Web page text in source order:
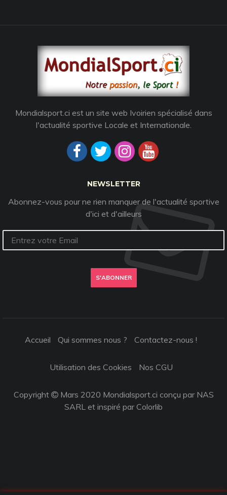
Mondialsport.ci est un site web Ivoirien spécialisé dans
l'actualité sportive Locale et Internationale.
NEWSLETTER
Abonnez-vous pour ne rien manquer de l'actualité sportive
d'ici et d'ailleurs
S'ABONNER
Accueil Qui sommes nous ? Contactez-nous !
Utilisation des Cookies Nos CGU
Copyright
Mars 2020 Mondialsport.ci conçu par NAS
SARL et inspiré parColorlib